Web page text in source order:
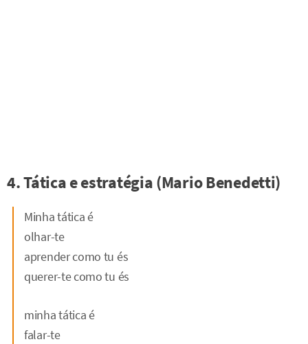
4. Tática e estratégia (Mario Benedetti)
Minha tática é
olhar-te
aprender como tu és
querer-te como tu és
minha tática é
falar-te